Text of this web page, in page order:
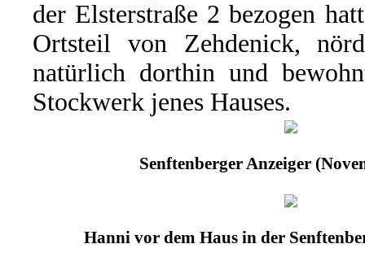
der Elsterstraße 2 bezogen
Ortsteil von Zehdenick,
natürlich dorthin und
Stockwerk jenes Hauses.
Senftenberger Anzeiger
Hanni vor dem Haus in der